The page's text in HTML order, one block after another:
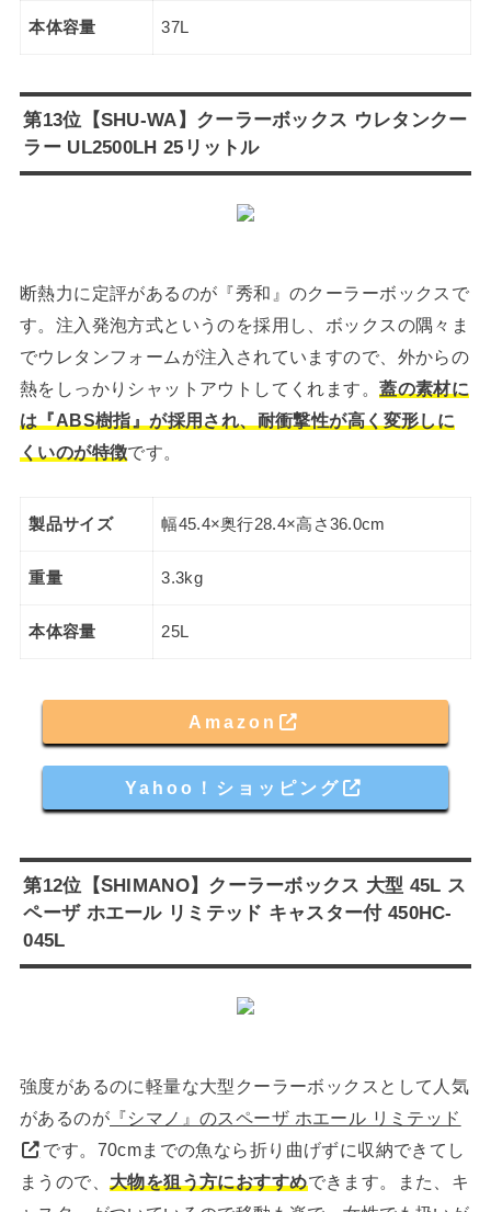
本体容量 37L
第13位【SHU-WA】クーラーボックス ウレタンクー
ラー UL2500LH 25リットル
断熱力に定評があるのが『秀和』のクーラーボックスで
す。注入発泡方式というのを採用し、ボックスの隅々ま
でウレタンフォームが注入されていますので、外からの
熱をしっかりシャットアウトしてくれます。蓋の素材に
は『ABS樹指』が採用され、耐衝撃性が高く変形しに
くいのが特徴です。
製品サイズ 幅45.4×奥行28.4×高さ36.0cm
重量 3.3kg
本体容量 25L
Amazon
Yahoo！ショッピング
第12位【SHIMANO】クーラーボックス 大型 45L ス
ペーザ ホエール リミテッド キャスター付 450HC-
045L
強度があるのに軽量な大型クーラーボックスとして人気
があるのが『シマノ』のスペーザ ホエール リミテッド
です。70cmまでの魚なら折り曲げずに収納できてし
まうので、 大物を狙う方におすすめできます。また、キ